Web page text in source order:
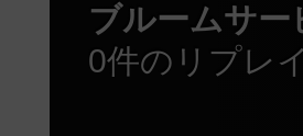
ブルームサ
0件のリプレ